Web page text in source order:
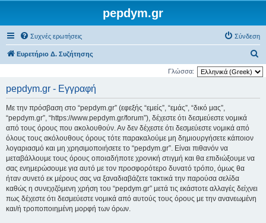
pepdym.gr
Συχνές ερωτήσεις Σύνδεση
Ευρετήριο Δ. Συζήτησης
ν
Γλώσσα:
pepdym.gr - Εγγραφή
Με την πρόσβαση στο “pepdym.gr” (εφεξής “εμείς”, “εμάς”, “δικό μας”,
“pepdym.gr”, “https://www.pepdym.gr/forum”), δέχεστε ότι δεσμεύεστε νομικά
από τους όρους που ακολουθούν. Αν δεν δέχεστε ότι δεσμεύεστε νομικά από
όλους τους ακόλουθους όρους τότε παρακαλούμε μη δημιουργήσετε κάποιον
λογαριασμό και μη χρησιμοποιήσετε το “pepdym.gr”. Είναι πιθανόν να
μεταβάλλουμε τους όρους οποιαδήποτε χρονική στιγμή και θα επιδιώξουμε να
σας ενημερώσουμε για αυτό με τον προσφορότερο δυνατό τρόπο, όμως θα
ήταν συνετό εκ μέρους σας να ξαναδιαβάζετε τακτικά την παρούσα σελίδα
καθώς η συνεχιζόμενη χρήση του “pepdym.gr” μετά τις εκάστοτε αλλαγές δείχνει
πως δέχεστε ότι δεσμεύεστε νομικά από αυτούς τους όρους με την ανανεωμένη
και/ή τροποποιημένη μορφή των όρων.